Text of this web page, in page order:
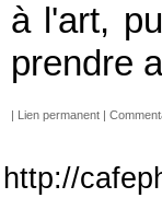
à l'art,
prendre
| Lien permanent |
http://